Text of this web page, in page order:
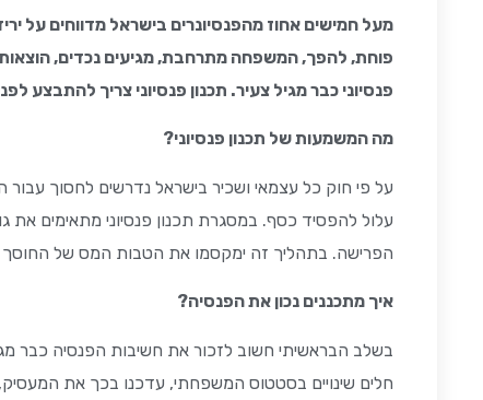
מעל חמישים אחוז מהפנסיונרים בישראל מדווחים על
פוחת, להפך, המשפחה מתרחבת, מגיעים נכדים, הוצאות
פנסיוני כבר מגיל צעיר. תכנון פנסיוני צריך להתבצע
מה המשמעות של תכנון פנסיוני?
על פי חוק כל עצמאי ושכיר בישראל נדרשים לחסוך עבור
עלול להפסיד כסף. במסגרת תכנון פנסיוני מתאימים
הפרישה. בתהליך זה ימקסמו את הטבות המס של
איך מתכננים נכון את הפנסיה?
בשלב הבראשיתי חשוב לזכור את חשיבות הפנסיה כבר
חלים שינויים בסטטוס המשפחתי, עדכנו בכך את